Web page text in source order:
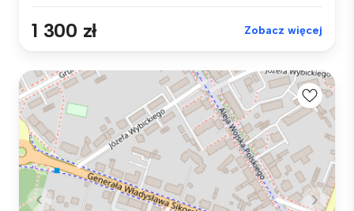
1 300 zł Zobacz więcej